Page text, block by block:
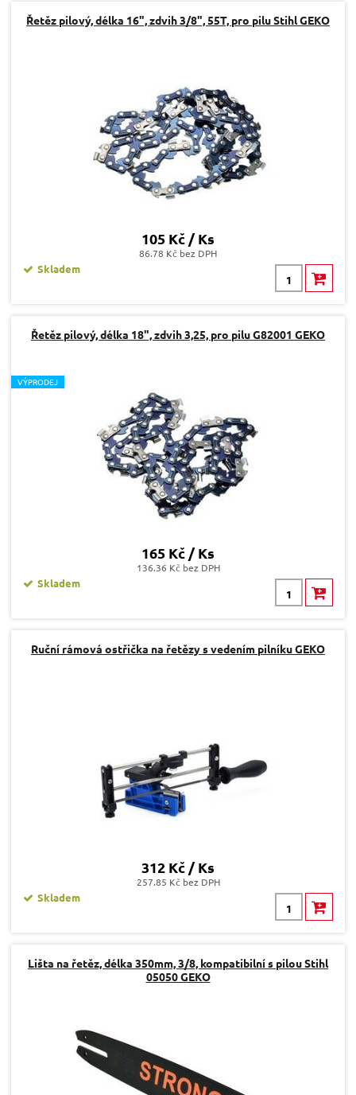
Řetěz pilový, délka 16", zdvih 3/8", 55T, pro pilu Stihl GEKO
105 Kč / Ks
86.78 Kč bez DPH
Skladem
Řetěz pilový, délka 18", zdvih 3,25, pro pilu G82001 GEKO
VÝPRODEJ
165 Kč / Ks
136.36 Kč bez DPH
Skladem
Ruční rámová ostřička na řetězy s vedením pilníku GEKO
312 Kč / Ks
257.85 Kč bez DPH
Skladem
Lišta na řetěz, délka 350mm, 3/8, kompatibilní s pilou Stihl
05050 GEKO